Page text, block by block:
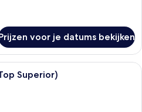
voor je datums bekijken
Een gezellige slaapkamer met een
Superior)